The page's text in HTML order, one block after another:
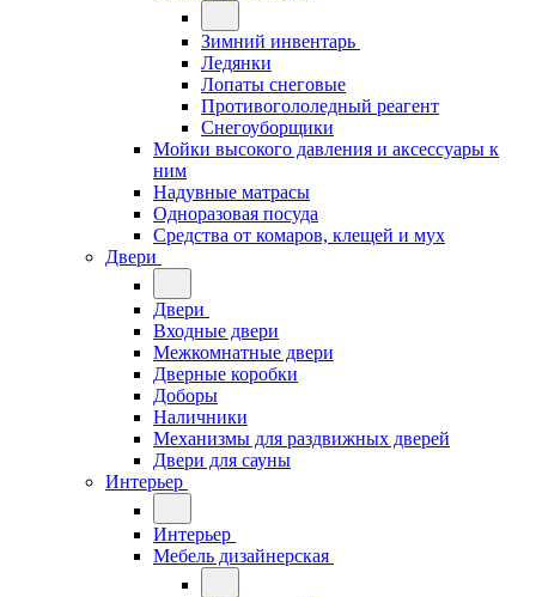
Зимний инвентарь
Ледянки
Лопаты снеговые
Противогололедный реагент
Снегоуборщики
Мойки высокого давления и аксессуары к
ним
Надувные матрасы
Одноразовая посуда
Средства от комаров, клещей и мух
Двери
Двери
Входные двери
Межкомнатные двери
Дверные коробки
Доборы
Наличники
Механизмы для раздвижных дверей
Двери для сауны
Интерьер
Интерьер
Мебель дизайнерская